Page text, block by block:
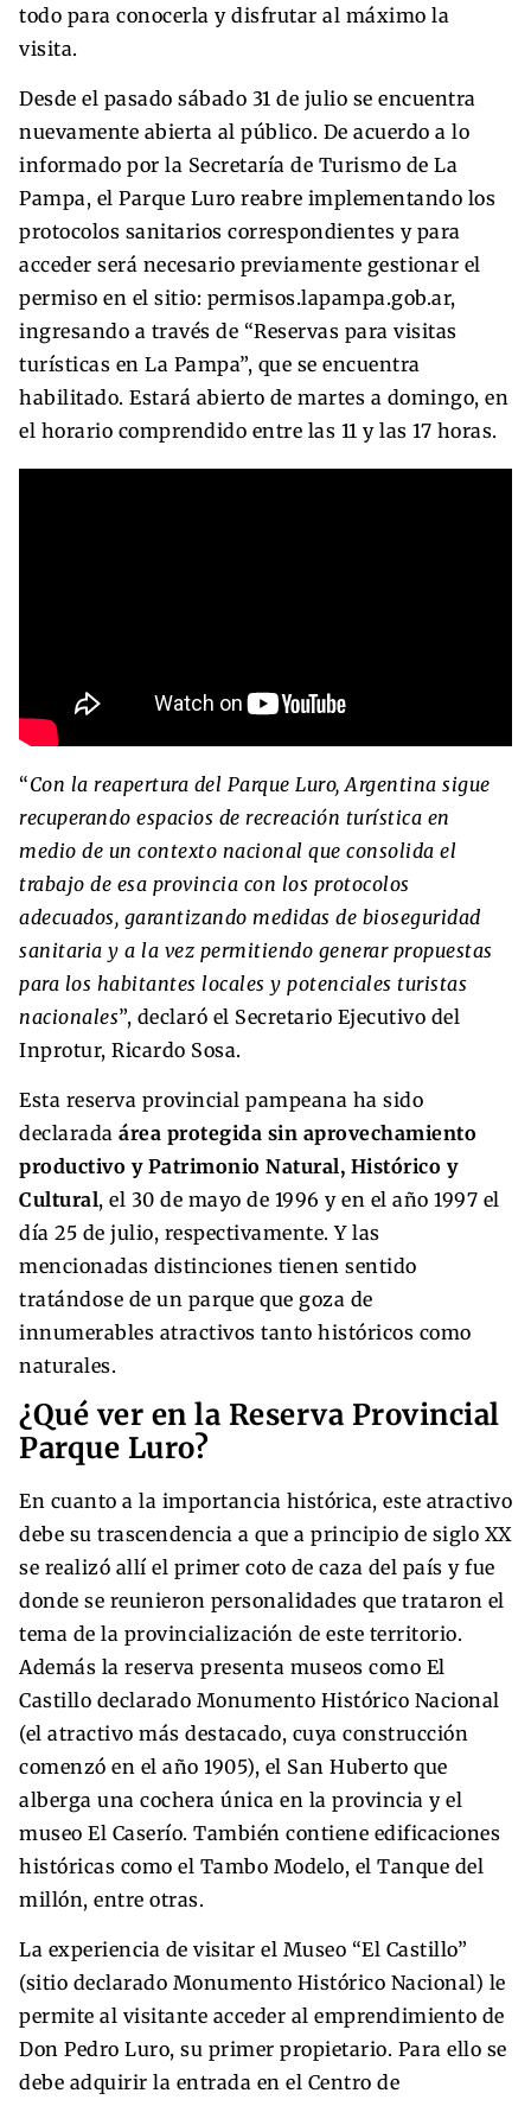
todo para conocerla y disfrutar al máximo la
visita.
Desde el pasado sábado 31 de julio se encuentra
nuevamente abierta al público. De acuerdo a lo
informado por la Secretaría de Turismo de La
Pampa, el Parque Luro reabre implementando los
protocolos sanitarios correspondientes y para
acceder será necesario previamente gestionar el
permiso en el sitio: permisos.lapampa.gob.ar,
ingresando a través de “Reservas para visitas
turísticas en La Pampa”, que se encuentra
habilitado. Estará abierto de martes a domingo, en
el horario comprendido entre las 11 y las 17 horas.
“Con la reapertura del Parque Luro, Argentina sigue
recuperando espacios de recreación turística en
medio de un contexto nacional que consolida el
trabajo de esa provincia con los protocolos
adecuados, garantizando medidas de bioseguridad
sanitaria y a la vez permitiendo generar propuestas
para los habitantes locales y potenciales turistas
nacionales”, declaró el Secretario Ejecutivo del
Inprotur, Ricardo Sosa.
Esta reserva provincial pampeana ha sido
declarada área protegida sin aprovechamiento
productivo y Patrimonio Natural, Histórico y
Cultural, el 30 de mayo de 1996 y en el año 1997 el
día 25 de julio, respectivamente. Y las
mencionadas distinciones tienen sentido
tratándose de un parque que goza de
innumerables atractivos tanto históricos como
naturales.
¿Qué ver en la Reserva Provincial
Parque Luro?
En cuanto a la importancia histórica, este atractivo
debe su trascendencia a que a principio de siglo XX
se realizó allí el primer coto de caza del país y fue
donde se reunieron personalidades que trataron el
tema de la provincialización de este territorio.
Además la reserva presenta museos como El
Castillo declarado Monumento Histórico Nacional
(el atractivo más destacado, cuya construcción
comenzó en el año 1905), el San Huberto que
alberga una cochera única en la provincia y el
museo El Caserío. También contiene edificaciones
históricas como el Tambo Modelo, el Tanque del
millón, entre otras.
La experiencia de visitar el Museo “El Castillo”
(sitio declarado Monumento Histórico Nacional) le
permite al visitante acceder al emprendimiento de
Don Pedro Luro, su primer propietario. Para ello se
debe adquirir la entrada en el Centro de